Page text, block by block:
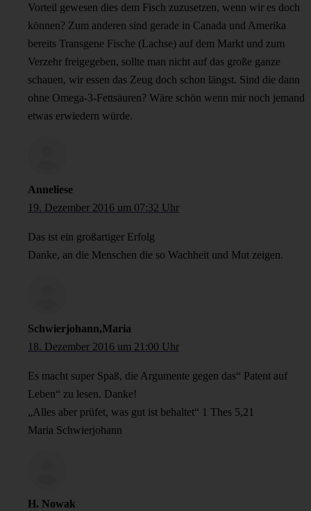
Vorteil gewesen dies dem Fisch zuzusetzen, wenn wir es doch
können? Zum anderen sind gerade in Canada und Amerika
bereits Transgene Fische (Lachse) auf dem Markt und zum
Verzehr freigegeben, sollte man nicht auf das große ganze
schauen, wir essen das Zeug doch schon längst. Sind die dann
ohne Omega-3-Fettsäuren? Wäre schön wenn mir noch jemand
etwas erwiedern würde.
Anneliese
19. Dezember 2016 um 07:32 Uhr
Das ist ein großartiger Erfolg
Danke, an die Menschen die so Wachheit und Mut zeigen.
Schwierjohann,Maria
18. Dezember 2016 um 21:00 Uhr
Es macht super Spaß, die Argumente gegen das“ Patent auf
Leben“ zu lesen. Danke!
„Alles aber prüfet, was gut ist behaltet“ 1 Thes 5,21
Maria Schwierjohann
H. Nowak